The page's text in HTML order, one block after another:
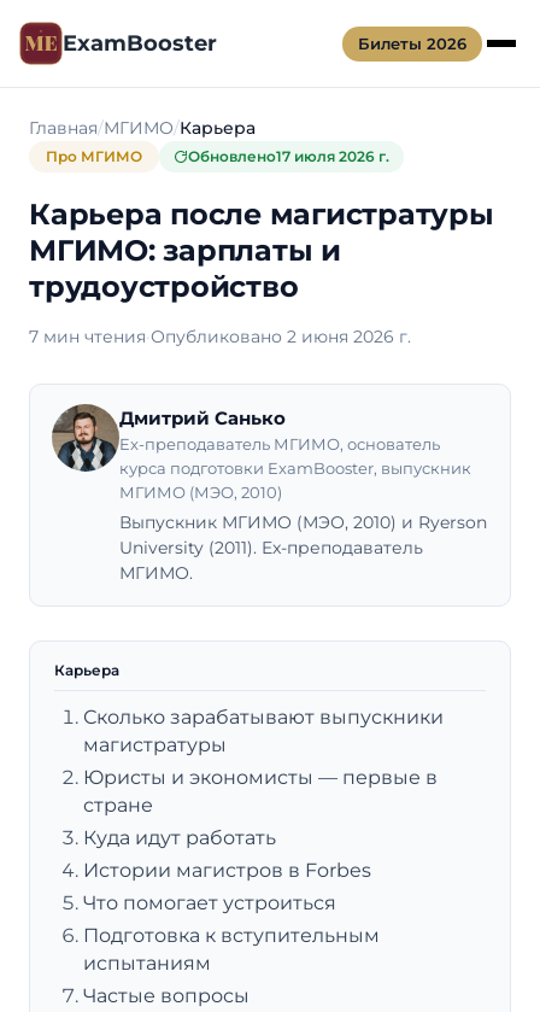
ExamBooster Билеты 2026
Главная МГИМО Карьера
Про МГИМО Обновлено17 июля 2026 г.
Карьера после магистратуры
МГИМО: зарплаты и
трудоустройство
7 мин чтения·Опубликовано 2 июня 2026 г.
Дмитрий Санько
Ex-преподаватель МГИМО, основатель
курса подготовки ExamBooster, выпускник
МГИМО (МЭО, 2010)
Выпускник МГИМО (МЭО, 2010) и Ryerson
University (2011). Ex-преподаватель
МГИМО.
Карьера
Сколько зарабатывают выпускники
магистратуры
Юристы и экономисты — первые в
стране
Куда идут работать
Истории магистров в Forbes
Что помогает устроиться
Подготовка к вступительным
испытаниям
Частые вопросы